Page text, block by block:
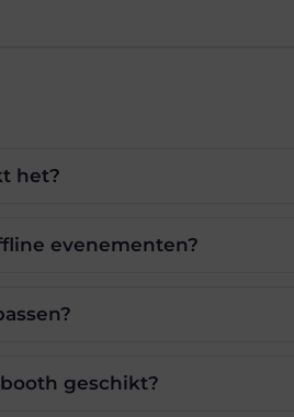
het?
evenementen?
geschikt?